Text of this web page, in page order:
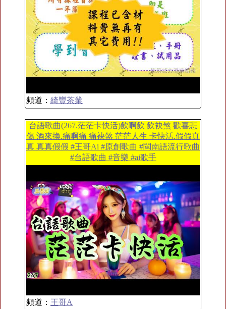
頻道： 綺豐茶業
台語歌曲(267.茫茫卡快活)飲啊飲 飲袂煞 歡喜悲
傷 酒來換.痛啊痛 痛袂煞 茫茫人生 卡快活.假假真
真 真真假假 #王哥Ai #原創歌曲 #閩南語流行歌曲
#台語歌曲 #音樂 #ai歌手
頻道： 王哥A